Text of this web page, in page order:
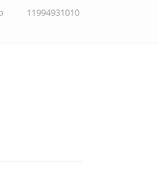
11994931010